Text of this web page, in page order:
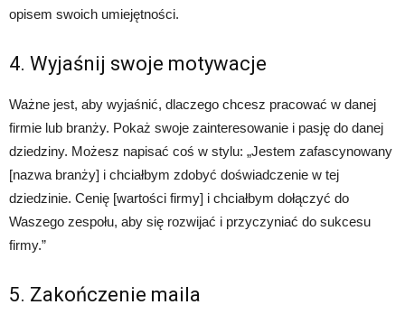
opisem swoich umiejętności.
4. Wyjaśnij swoje motywacje
Ważne jest, aby wyjaśnić, dlaczego chcesz pracować w danej
firmie lub branży. Pokaż swoje zainteresowanie i pasję do danej
dziedziny. Możesz napisać coś w stylu: „Jestem zafascynowany
[nazwa branży] i chciałbym zdobyć doświadczenie w tej
dziedzinie. Cenię [wartości firmy] i chciałbym dołączyć do
Waszego zespołu, aby się rozwijać i przyczyniać do sukcesu
firmy.”
5. Zakończenie maila